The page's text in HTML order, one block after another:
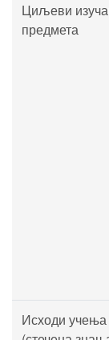
Циљеви
предмета
Исходи учења